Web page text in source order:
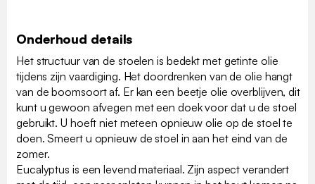
Onderhoud details
Het structuur van de stoelen is bedekt met getinte olie
tijdens zijn vaardiging. Het doordrenken van de olie hangt
van de boomsoort af. Er kan een beetje olie overblijven, dit
kunt u gewoon afvegen met een doek voor dat u de stoel
gebruikt. U hoeft niet meteen opnieuw olie op de stoel te
doen. Smeert u opnieuw de stoel in aan het eind van de
zomer.
Eucalyptus is een levend materiaal. Zijn aspect verandert